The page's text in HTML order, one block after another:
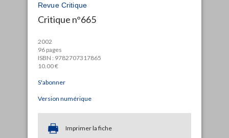
Revue Critique
Critique n°665
2002
96 pages
ISBN : 9782707317865
10.00 €
S'abonner
Version numérique
Imprimer la fiche